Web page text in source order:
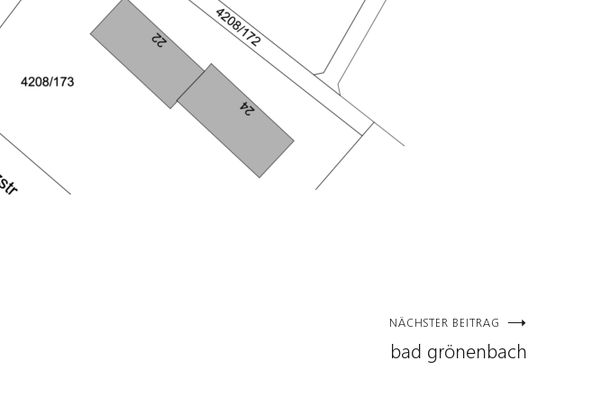
NÄCHSTER BEITRAG
bad grönenbach